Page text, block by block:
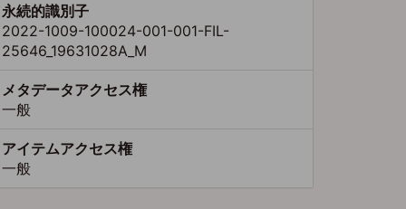
永続的識別子
2022-1009-100024-001-001-FIL-
25646_19631028A_M
メタデータアクセス権
一般
アイテムアクセス権
一般